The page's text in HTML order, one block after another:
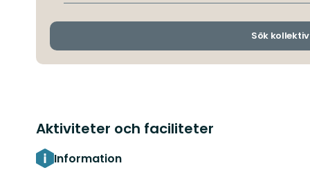
Sök
Aktiviteter och faciliteter
Information